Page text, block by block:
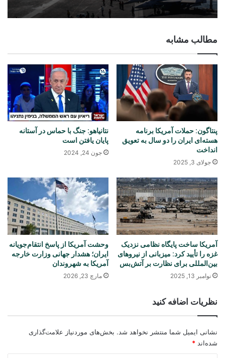
مطالب مشابه
پنتاگون: حملات آمریکا برنامه
هسته‌ای ایران را دو سال به تعویق
انداخت
جولای 3, 2025
نتانیاهو: جنگ با حماس در آستانه
پایان یافتن است
جون 24, 2024
آمریکا ساخت پایگاه نظامی نزدیک
غزه را تأیید کرد: میزبانی از نیروهای
بین‌المللی برای نظارت بر آتش‌بس
نوامبر 13, 2025
وحشت آمریکا از پاسخ انتقام‌جویانه
ایران؛ هشدار جهانی وزارت خارجه
آمریکا به شهروندان
مارچ 23, 2026
نظریات اضافه کنید
نشانی ایمیل شما منتشر نخواهد شد. بخش‌های موردنیاز علامت‌گذاری
شده‌اند *